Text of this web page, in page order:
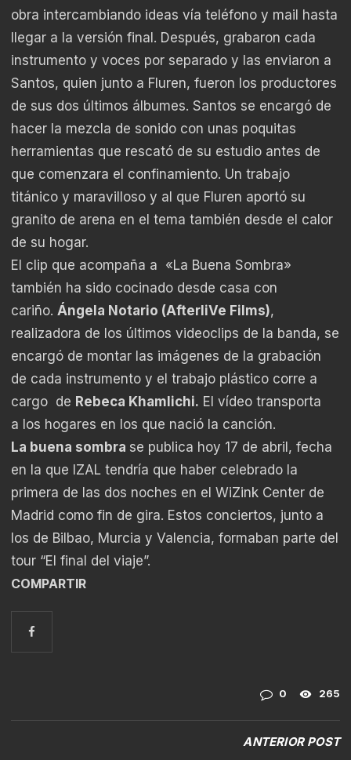
obra intercambiando ideas vía teléfono y mail hasta
llegar a la versión final. Después, grabaron cada
instrumento y voces por separado y las enviaron a
Santos, quien junto a Fluren, fueron los productores
de sus dos últimos álbumes. Santos se encargó de
hacer la mezcla de sonido con unas poquitas
herramientas que rescató de su estudio antes de
que comenzara el confinamiento. Un trabajo
titánico y maravilloso y al que Fluren aportó su
granito de arena en el tema también desde el calor
de su hogar.
El clip que acompaña a «La Buena Sombra»
también ha sido cocinado desde casa con
cariño. Ángela Notario (AfterliVe Films),
realizadora de los últimos videoclips de la banda, se
encargó de montar las imágenes de la grabación
de cada instrumento y el trabajo plástico corre a
cargo de Rebeca Khamlichi. El vídeo transporta
a los hogares en los que nació la canción.
La buena sombra se publica hoy 17 de abril, fecha
en la que IZAL tendría que haber celebrado la
primera de las dos noches en el WiZink Center de
Madrid como fin de gira. Estos conciertos, junto a
los de Bilbao, Murcia y Valencia, formaban parte del
tour “El final del viaje”.
COMPARTIR
0 265
ANTERIOR POST